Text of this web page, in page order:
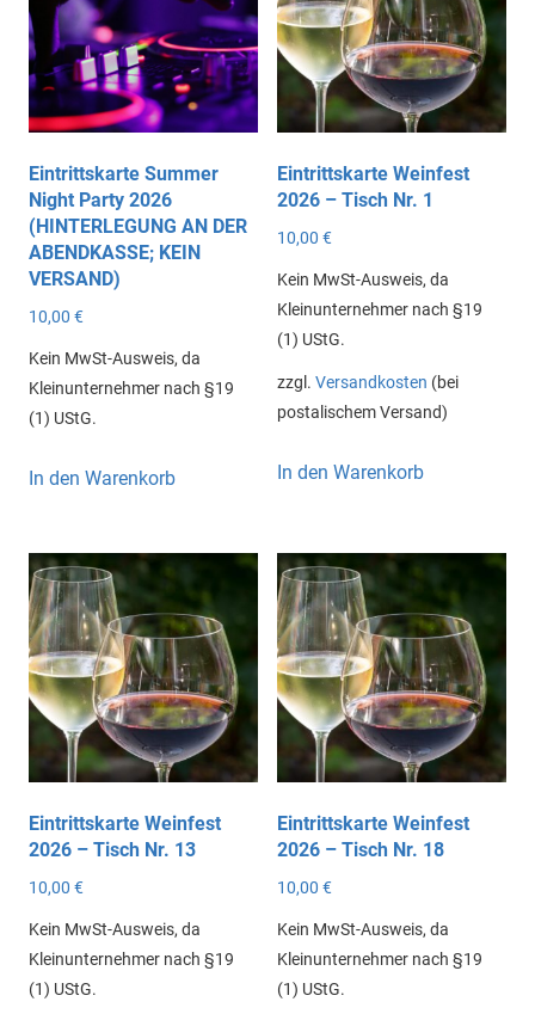
Eintrittskarte Summer
Night Party 2026
(HINTERLEGUNG AN DER
ABENDKASSE; KEIN
VERSAND)
10,00 €
Kein MwSt-Ausweis, da
Kleinunternehmer nach §19
(1) UStG.
In den Warenkorb
Eintrittskarte Weinfest
2026 – Tisch Nr. 1
10,00 €
Kein MwSt-Ausweis, da
Kleinunternehmer nach §19
(1) UStG.
zzgl. Versandkosten (bei
postalischem Versand)
In den Warenkorb
Eintrittskarte Weinfest
2026 – Tisch Nr. 13
10,00 €
Kein MwSt-Ausweis, da
Kleinunternehmer nach §19
(1) UStG.
Eintrittskarte Weinfest
2026 – Tisch Nr. 18
10,00 €
Kein MwSt-Ausweis, da
Kleinunternehmer nach §19
(1) UStG.